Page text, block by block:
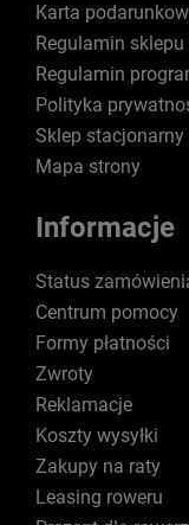
Karta
Regulamin sklepu
Regulamin
Polityka
Sklep
Mapa strony
Informacje
Status
Centrum pomocy
Formy płatności
Zwroty
Reklamacje
Koszty wysyłki
Zakupy na raty
Leasing roweru